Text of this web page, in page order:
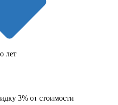
лет
3% от стоимости